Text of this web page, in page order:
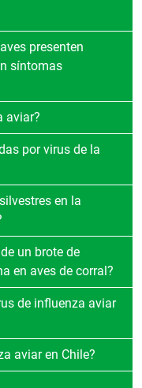
presenten
síntomas
aviar?
por virus de la
en la
un brote de
en aves de corral?
de influenza aviar
aviar en Chile?